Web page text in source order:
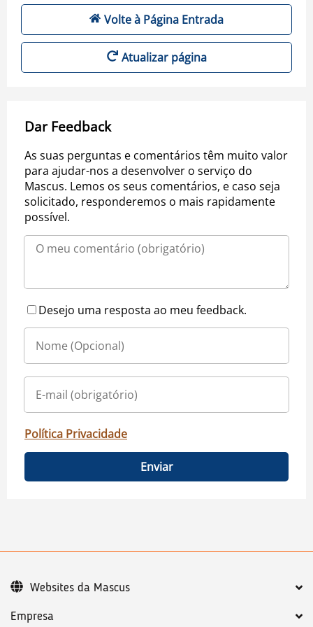
Volte à Página Entrada
Atualizar página
Dar Feedback
As suas perguntas e comentários têm muito valor
para ajudar-nos a desenvolver o serviço do
Mascus. Lemos os seus comentários, e caso seja
solicitado, responderemos o mais rapidamente
possível.
Desejo uma resposta ao meu feedback.
Política Privacidade
Enviar
Empresa
Websites da Mascus